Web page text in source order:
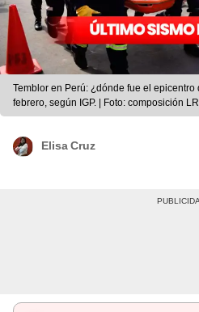
Temblor en Perú: ¿dónde fue el epicentro
febrero, según IGP. | Foto: composición LR
Elisa Cruz